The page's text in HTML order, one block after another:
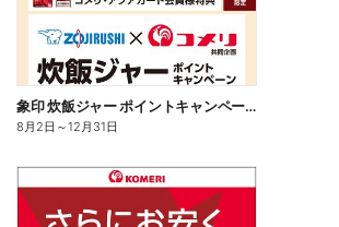
象印 炊飯ジャー ポイントキャンペーン
8月2日 ～12月31日